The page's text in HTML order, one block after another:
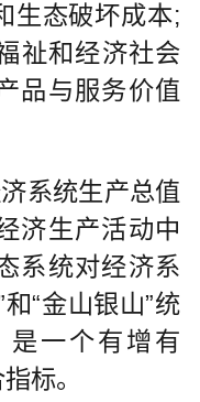
生态破坏成本;
祉和经济社会
品与服务价值
系统生产总值
济生产活动中
系统对经济系
“金山银山”统
是一个有增有
标。